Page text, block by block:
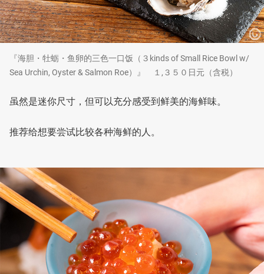
『海胆・牡蛎・鱼卵的三色一口饭（３kinds of Small Rice Bowl w/
Sea Urchin, Oyster & Salmon Roe）』 １,３５０日元（含税）
虽然是迷你尺寸，但可以充分感受到鲜美的海鲜味。
推荐给想要尝试比较各种海鲜的人。